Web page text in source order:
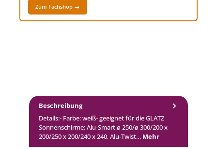
Zum Fachshop →
Beschreibung
Details:- Farbe: weiß- geeignet für die GLATZ
Sonnenschirme: Alu-Smart ø 250/ø 300/200 x
200/250 x 200/240 x 240, Alu-Twist… Mehr